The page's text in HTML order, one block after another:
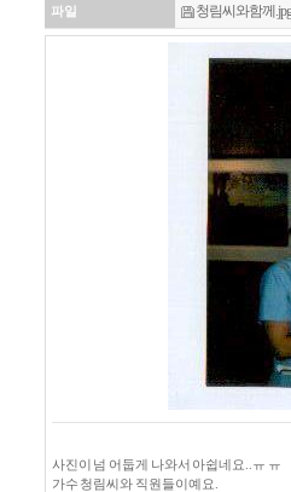
파일 청림씨와함께
사진이 넘 어둡게 나와서 아쉽네요..ㅠ ㅠ
가수 청림씨와 직원들이예요.